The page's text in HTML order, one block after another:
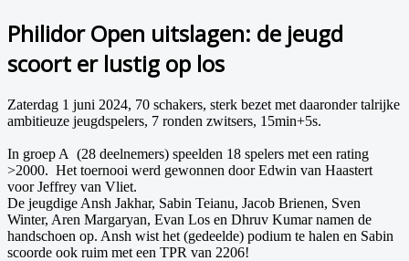
Philidor Open uitslagen: de jeugd
scoort er lustig op los
Zaterdag 1 juni 2024, 70 schakers, sterk bezet met daaronder talrijke
ambitieuze jeugdspelers, 7 ronden zwitsers, 15min+5s.
In groep A (28 deelnemers) speelden 18 spelers met een rating
>2000. Het toernooi werd gewonnen door Edwin van Haastert
voor Jeffrey van Vliet.
De jeugdige Ansh Jakhar, Sabin Teianu, Jacob Brienen, Sven
Winter, Aren Margaryan, Evan Los en Dhruv Kumar namen de
handschoen op. Ansh wist het (gedeelde) podium te halen en Sabin
scoorde ook ruim met een TPR van 2206!